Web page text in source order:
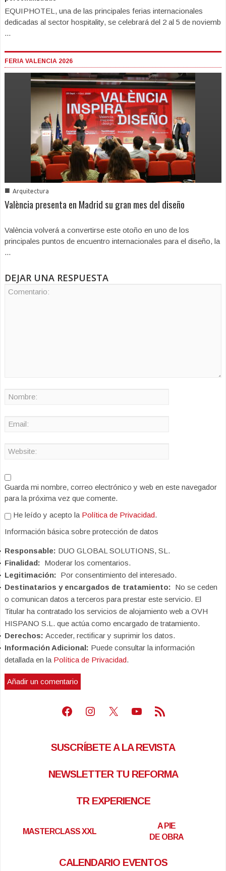
EQUIPHOTEL, una de las principales ferias internacionales
dedicadas al sector hospitality, se celebrará del 2 al 5 de noviemb
...
FERIA VALENCIA 2026
■ Arquitectura
València presenta en Madrid su gran mes del diseño
València volverá a convertirse este otoño en uno de los
principales puntos de encuentro internacionales para el diseño, la
...
DEJAR UNA RESPUESTA
Guarda mi nombre, correo electrónico y web en este navegador
para la próxima vez que comente.
He leído y acepto la Política de Privacidad.
Información básica sobre protección de datos
Responsable: DUO GLOBAL SOLUTIONS, SL.
Finalidad: Moderar los comentarios.
Legitimación: Por consentimiento del interesado.
Destinatarios y encargados de tratamiento: No se ceden
o comunican datos a terceros para prestar este servicio. El
Titular ha contratado los servicios de alojamiento web a OVH
HISPANO S.L. que actúa como encargado de tratamiento.
Derechos: Acceder, rectificar y suprimir los datos.
Información Adicional: Puede consultar la información
detallada en la Política de Privacidad.
Facebook
Instagram
X Youtube
Feed RSS
SUSCRÍBETE A LA REVISTA
NEWSLETTER TU REFORMA
TR EXPERIENCE
MASTERCLASS XXL
A PIE
DE OBRA
CALENDARIO EVENTOS